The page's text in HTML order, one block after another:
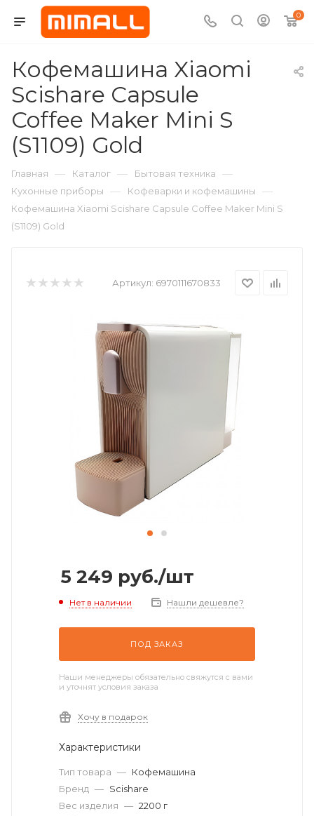
0
Кофемашина Xiaomi
Scishare Capsule
Coffee Maker Mini S
(S1109) Gold
Главная — Каталог — Бытовая техника —
Кухонные приборы — Кофеварки и кофемашины —
Кофемашина Xiaomi Scishare Capsule Coffee Maker Mini S
(S1109) Gold
Артикул: 6970111670833
5 249 руб./шт
Нет в наличии Нашли дешевле?
ПОД ЗАКАЗ
Наши менеджеры обязательно свяжутся с вами
и уточнят условия заказа
Хочу в подарок
Характеристики
Тип товара — Кофемашина
Бренд — Scishare
Вес изделия — 2200 г